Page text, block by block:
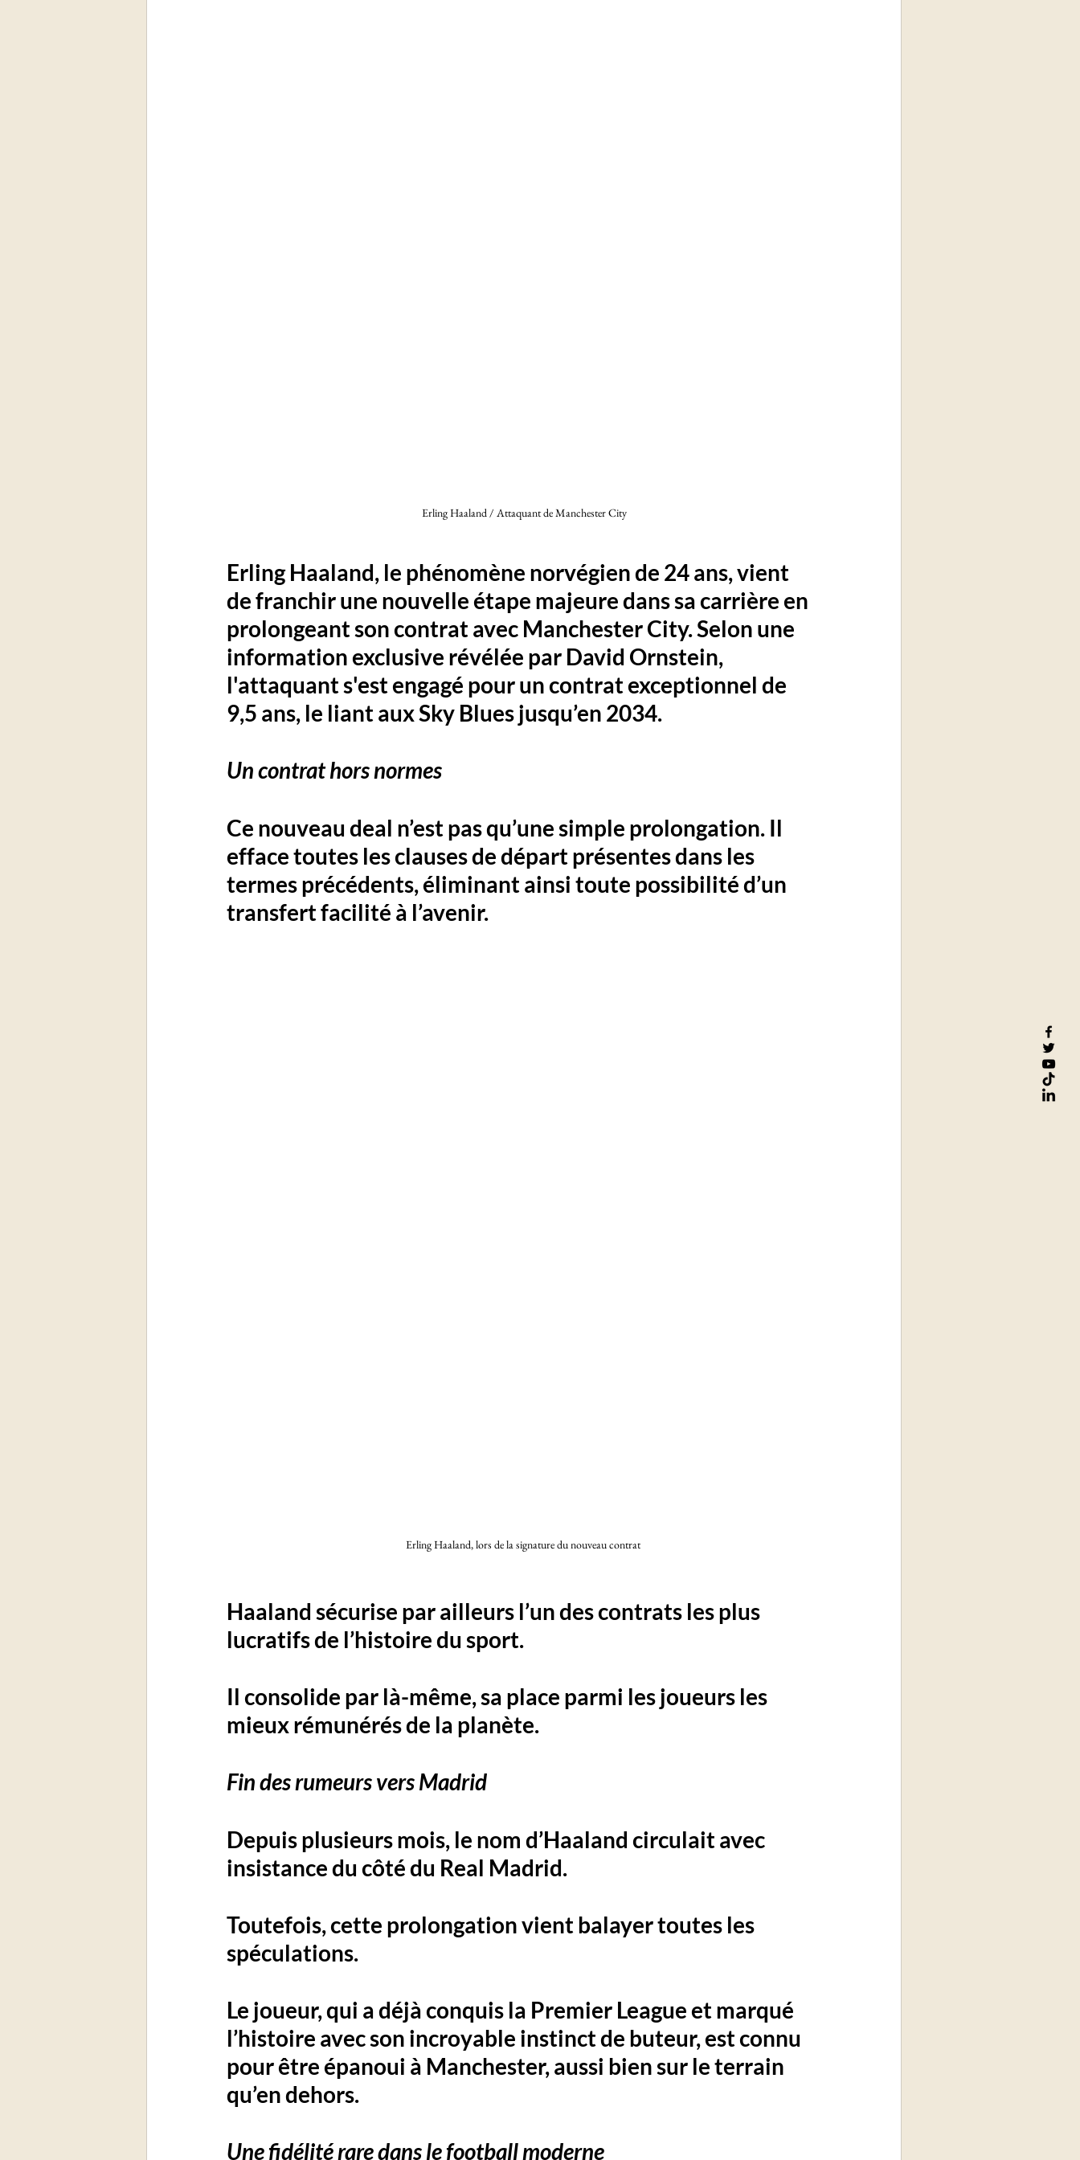
Erling Haaland / Attaquant de Manchester City
Erling Haaland, le phénomène norvégien de 24 ans, vient
de franchir une nouvelle étape majeure dans sa carrière en
prolongeant son contrat avec Manchester City. Selon une
information exclusive révélée par David Ornstein,
l'attaquant s'est engagé pour un contrat exceptionnel de
9,5 ans, le liant aux Sky Blues jusqu’en 2034.
Un contrat hors normes
Ce nouveau deal n’est pas qu’une simple prolongation. Il
efface toutes les clauses de départ présentes dans les
termes précédents, éliminant ainsi toute possibilité d’un
transfert facilité à l’avenir.
Erling Haaland, lors de la signature du nouveau contrat
Haaland sécurise par ailleurs l’un des contrats les plus
lucratifs de l’histoire du sport.
Il consolide par là-même, sa place parmi les joueurs les
mieux rémunérés de la planète.
Fin des rumeurs vers Madrid
Depuis plusieurs mois, le nom d’Haaland circulait avec
insistance du côté du Real Madrid.
Toutefois, cette prolongation vient balayer toutes les
spéculations.
Le joueur, qui a déjà conquis la Premier League et marqué
l’histoire avec son incroyable instinct de buteur, est connu
pour être épanoui à Manchester, aussi bien sur le terrain
qu’en dehors.
Une fidélité rare dans le football moderne